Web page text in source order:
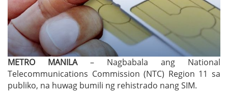
METRO MANILA– Nagbabala ang National
Telecommunications Commission (NTC) Region 11 sa
publiko, na huwag bumili ng rehistrado nang SIM.